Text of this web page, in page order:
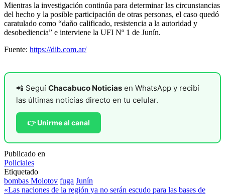
Mientras la investigación continúa para determinar las circunstancias
del hecho y la posible participación de otras personas, el caso quedó
caratulado como “daño calificado, resistencia a la autoridad y
desobediencia” e interviene la UFI Nº 1 de Junín.
Fuente: https://dib.com.ar/
📲 Seguí Chacabuco Noticias en WhatsApp y recibí
las últimas noticias directo en tu celular.
👉 Unirme al canal
Publicado en
Policiales
Etiquetado
bombas Molotov fuga Junín
Navegación
«Las naciones de la región ya no serán escudo para las bases de